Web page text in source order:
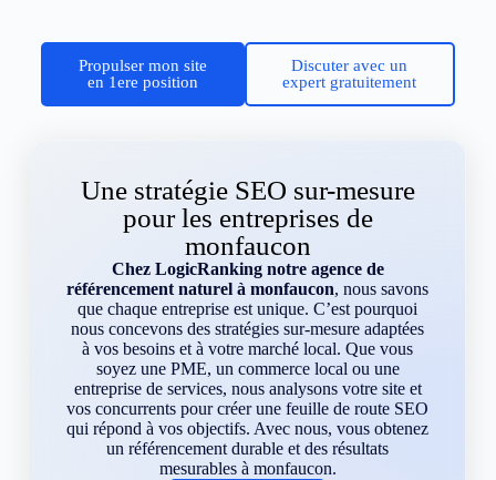
Propulser mon site
en 1ere position
Discuter avec un
expert gratuitement
Une stratégie SEO sur-mesure
pour les entreprises de
monfaucon
Chez LogicRanking notre agence de
référencement naturel à monfaucon, nous savons
que chaque entreprise est unique. C’est pourquoi
nous concevons des stratégies sur-mesure adaptées
à vos besoins et à votre marché local. Que vous
soyez une PME, un commerce local ou une
entreprise de services, nous analysons votre site et
vos concurrents pour créer une feuille de route SEO
qui répond à vos objectifs. Avec nous, vous obtenez
un référencement durable et des résultats
mesurables à monfaucon.